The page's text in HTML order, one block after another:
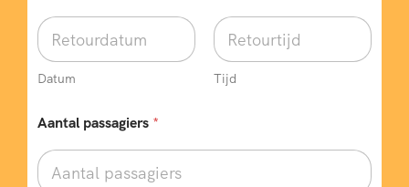
Datum Tijd
Aantal passagiers *